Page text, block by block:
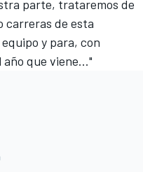
parte, trataremos de
carreras de esta
y para, con
que viene..."